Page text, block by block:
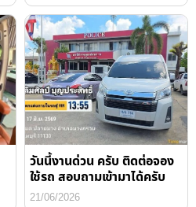
วันนี้งานด่วน ครับ ติดต่อจอง
ใช้รถ สอบถามเข้ามาได้ครับ
21/06/2026